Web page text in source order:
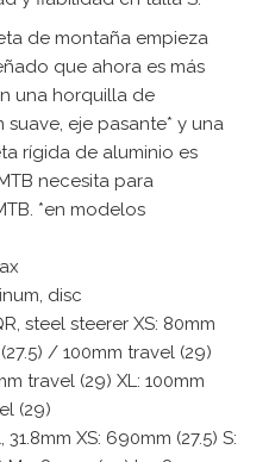
de montaña empieza
que ahora es más
una horquilla de
eje pasante* y una
rígida de aluminio es
necesita para
*en modelos
disc
steel steerer XS: 80mm
/ 100mm travel (29)
travel (29) XL: 100mm
(29)
XS: 690mm (27.5) S: